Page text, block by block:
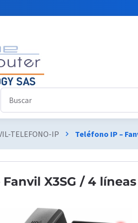
TELEFONO-IP chevron_right Teléfono IP –
X3SG / 4 líneas